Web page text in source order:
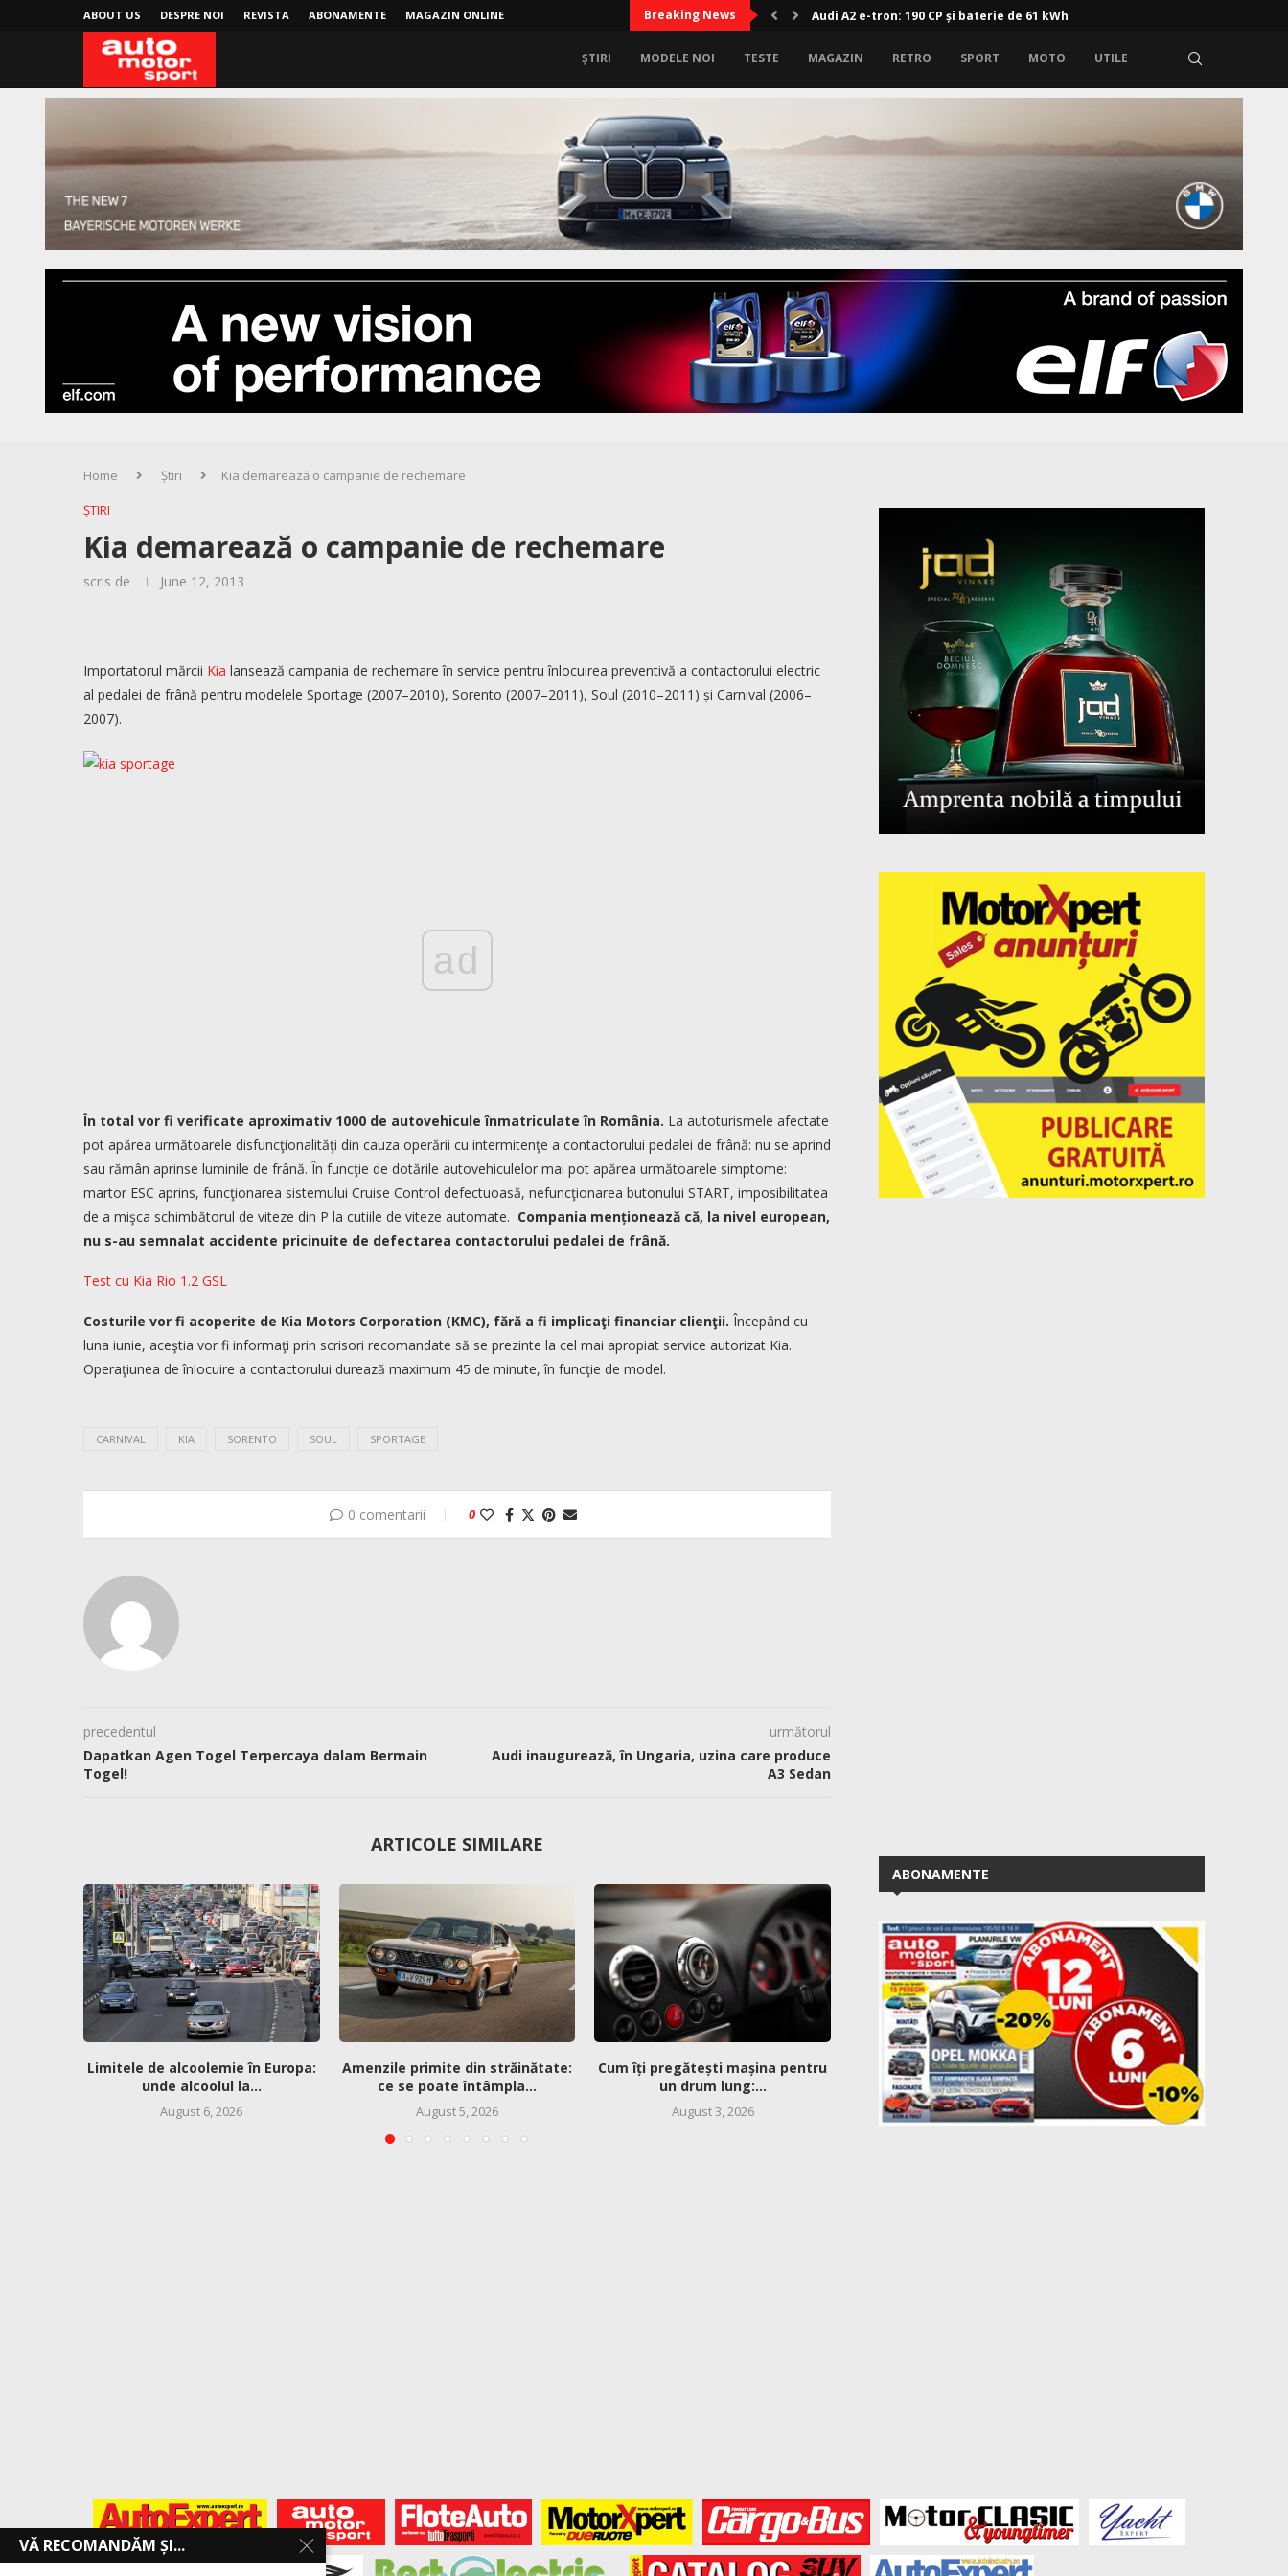
ABOUT US DESPRE NOI REVISTA ABONAMENTE MAGAZIN ONLINE Breaking News Audi A2 e-tron: 190 CP și baterie de 61 kWh
ȘTIRI MODELE NOI TESTE MAGAZIN RETRO SPORT MOTO UTILE
Home Știri
Kia demarează o campanie de rechemare
ȘTIRI
Kia demarează o campanie de rechemare
scris de June 12, 2013
Importatorul mărcii Kia lansează campania de rechemare în service pentru înlocuirea preventivă a contactorului electric
al pedalei de frână pentru modelele Sportage (2007–2010), Sorento (2007–2011), Soul (2010–2011) și Carnival (2006–
2007).
ad
În total vor fi verificate aproximativ 1000 de autovehicule înmatriculate în România. La autoturismele afectate
pot apărea următoarele disfuncţionalităţi din cauza operării cu intermitenţe a contactorului pedalei de frână: nu se aprind
sau rămân aprinse luminile de frână. În funcţie de dotările autovehiculelor mai pot apărea următoarele simptome:
martor ESC aprins, funcţionarea sistemului Cruise Control defectuoasă, nefuncţionarea butonului START, imposibilitatea
de a mişca schimbătorul de viteze din P la cutiile de viteze automate. Compania menționează că, la nivel european,
nu s-au semnalat accidente pricinuite de defectarea contactorului pedalei de frână.
Test cu Kia Rio 1.2 GSL
Costurile vor fi acoperite de Kia Motors Corporation (KMC), fără a fi implicaţi financiar clienţii. Începând cu
luna iunie, aceştia vor fi informaţi prin scrisori recomandate să se prezinte la cel mai apropiat service autorizat Kia.
Operaţiunea de înlocuire a contactorului durează maximum 45 de minute, în funcţie de model.
CARNIVAL KIA SORENTO SOUL SPORTAGE
0 comentarii 0
precedentul
Dapatkan Agen Togel Terpercaya dalam Bermain
Togel!
următorul
Audi inaugurează, în Ungaria, uzina care produce
A3 Sedan
ARTICOLE SIMILARE
Limitele de alcoolemie în Europa:
unde alcoolul la...
August 6, 2026
Amenzile primite din străinătate:
ce se poate întâmpla...
August 5, 2026
Cum îți pregătești mașina pentru
un drum lung:...
August 3, 2026
50 de ani de VW Golf GTI –...
August 2, 2026
Prețuri Skoda Epiq:
bază de la...
July 27, 2026
ABONAMENTE
VĂ RECOMANDĂM ȘI...